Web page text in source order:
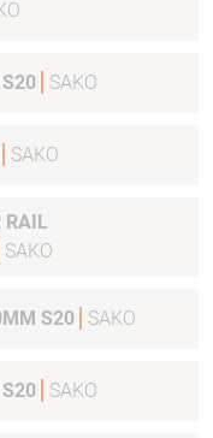
SAKO
SAKO
RAIL
SAKO
JEU DE COLLIER MEDIUM 30MM S20 SAKO
JEU DE COLLIER MEDIUM 1" S20 SAKO